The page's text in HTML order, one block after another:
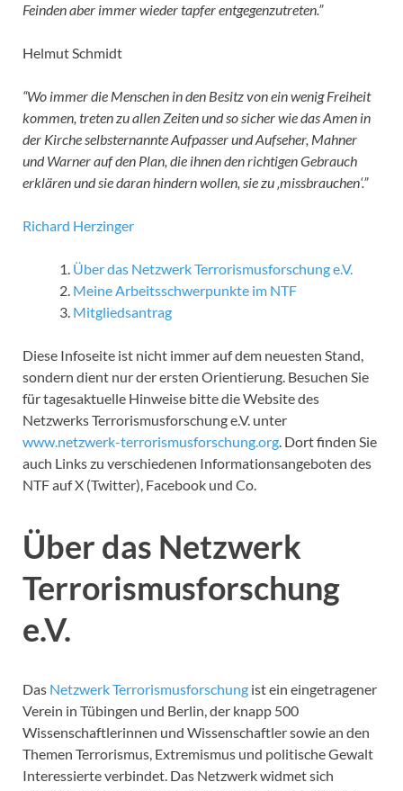
Feinden aber immer wieder tapfer entgegenzutreten.”
Helmut Schmidt
“Wo immer die Menschen in den Besitz von ein wenig Freiheit
kommen, treten zu allen Zeiten und so sicher wie das Amen in
der Kirche selbsternannte Aufpasser und Aufseher, Mahner
und Warner auf den Plan, die ihnen den richtigen Gebrauch
erklären und sie daran hindern wollen, sie zu ‚missbrauchen‘.”
Richard Herzinger
Über das Netzwerk Terrorismusforschung e.V.
Meine Arbeitsschwerpunkte im NTF
Mitgliedsantrag
Diese Infoseite ist nicht immer auf dem neuesten Stand,
sondern dient nur der ersten Orientierung. Besuchen Sie
für tagesaktuelle Hinweise bitte die Website des
Netzwerks Terrorismusforschung e.V. unter
www.netzwerk-terrorismusforschung.org. Dort finden Sie
auch Links zu verschiedenen Informationsangeboten des
NTF auf X (Twitter), Facebook und Co.
Über das Netzwerk
Terrorismusforschung
e.V.
Das Netzwerk Terrorismusforschung ist ein eingetragener
Verein in Tübingen und Berlin, der knapp 500
Wissenschaftlerinnen und Wissenschaftler sowie an den
Themen Terrorismus, Extremismus und politische Gewalt
Interessierte verbindet. Das Netzwerk widmet sich